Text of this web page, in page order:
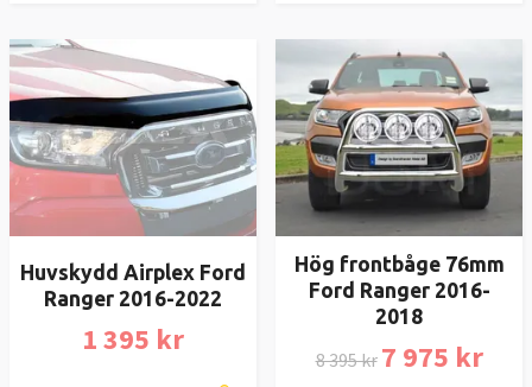
Huvskydd Airplex Ford
Ranger 2016-2022
1 395 kr
Hög frontbåge 76mm
Ford Ranger 2016-
2018
8 395 kr 7 975 kr